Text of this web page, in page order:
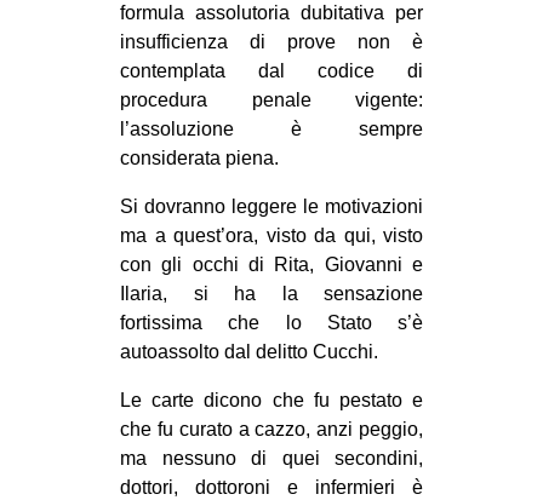
formula assolutoria dubitativa per
insufficienza di prove non è
contemplata dal codice di
procedura penale vigente:
l’assoluzione è sempre
considerata piena.
Si dovranno leggere le motivazioni
ma a quest’ora, visto da qui, visto
con gli occhi di Rita, Giovanni e
Ilaria, si ha la sensazione
fortissima che lo Stato s’è
autoassolto dal delitto Cucchi.
Le carte dicono che fu pestato e
che fu curato a cazzo, anzi peggio,
ma nessuno di quei secondini,
dottori, dottoroni e infermieri è